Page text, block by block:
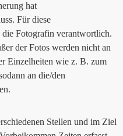
hat
Für diese
Fotografin verantwortlich.
der Fotos werden nicht an
Einzelheiten wie z. B. zum
an die/den
Stellen und im Ziel